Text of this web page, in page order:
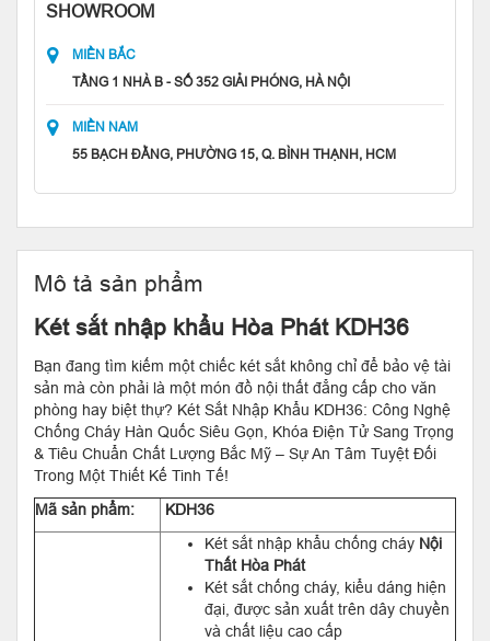
SHOWROOM
MIỀN BẮC
TẦNG 1 NHÀ B - SỐ 352 GIẢI PHÓNG, HÀ NỘI
MIỀN NAM
55 BẠCH ĐẰNG, PHƯỜNG 15, Q. BÌNH THẠNH, HCM
Mô tả sản phẩm
Két sắt nhập khẩu Hòa Phát KDH36
Bạn đang tìm kiếm một chiếc két sắt không chỉ để bảo vệ tài
sản mà còn phải là một món đồ nội thất đẳng cấp cho văn
phòng hay biệt thự? Két Sắt Nhập Khẩu KDH36: Công Nghệ
Chống Cháy Hàn Quốc Siêu Gọn, Khóa Điện Tử Sang Trọng
& Tiêu Chuẩn Chất Lượng Bắc Mỹ – Sự An Tâm Tuyệt Đối
Trong Một Thiết Kế Tinh Tế!
Mã sản phẩm:
KDH36
Két sắt nhập khẩu chống cháy Nội
Thất Hòa Phát
Két sắt chống cháy, kiểu dáng hiện
đại, được sản xuất trên dây chuyền
và chất liệu cao cấp